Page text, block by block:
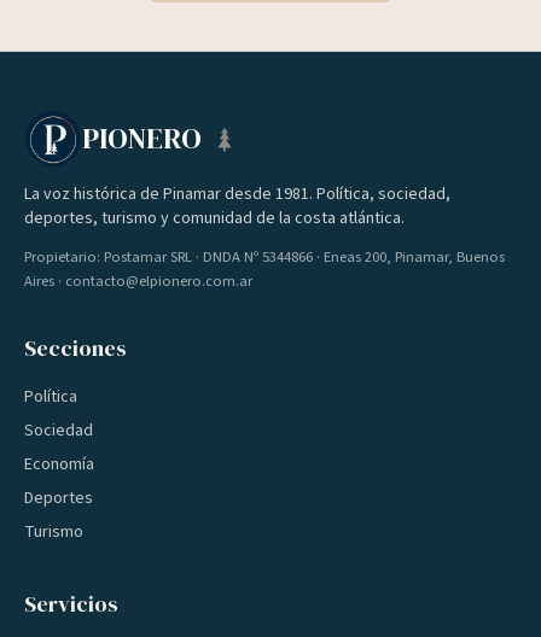
PIONERO
La voz histórica de Pinamar desde 1981. Política, sociedad,
deportes, turismo y comunidad de la costa atlántica.
Propietario: Postamar SRL · DNDA Nº 5344866 · Eneas 200, Pinamar, Buenos
Aires · contacto@elpionero.com.ar
Secciones
Política
Sociedad
Economía
Deportes
Turismo
Servicios